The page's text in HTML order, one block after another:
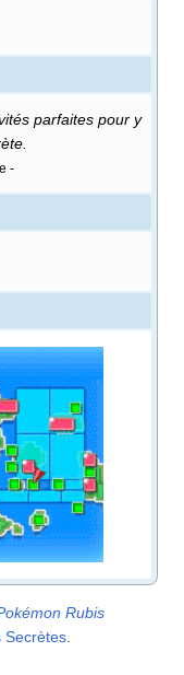
parfaites pour y
-
Rubis
Secrètes